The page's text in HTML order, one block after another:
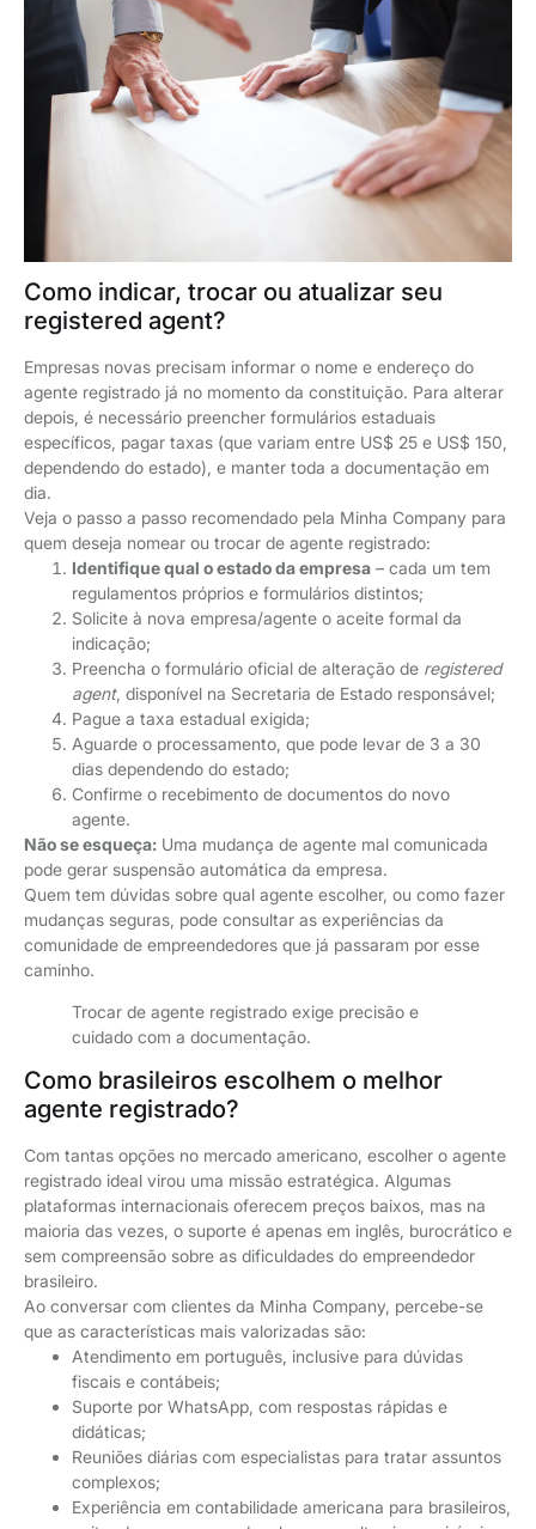
Como indicar, trocar ou atualizar seu
registered agent?
Empresas novas precisam informar o nome e endereço do
agente registrado já no momento da constituição. Para alterar
depois, é necessário preencher formulários estaduais
específicos, pagar taxas (que variam entre US$ 25 e US$ 150,
dependendo do estado), e manter toda a documentação em
dia.
Veja o passo a passo recomendado pela Minha Company para
quem deseja nomear ou trocar de agente registrado:
Identifique qual o estado da empresa – cada um tem
regulamentos próprios e formulários distintos;
Solicite à nova empresa/agente o aceite formal da
indicação;
Preencha o formulário oficial de alteração de registered
agent, disponível na Secretaria de Estado responsável;
Pague a taxa estadual exigida;
Aguarde o processamento, que pode levar de 3 a 30
dias dependendo do estado;
Confirme o recebimento de documentos do novo
agente.
Não se esqueça: Uma mudança de agente mal comunicada
pode gerar suspensão automática da empresa.
Quem tem dúvidas sobre qual agente escolher, ou como fazer
mudanças seguras, pode consultar as experiências da
comunidade de empreendedores que já passaram por esse
caminho.
Trocar de agente registrado exige precisão e
cuidado com a documentação.
Como brasileiros escolhem o melhor
agente registrado?
Com tantas opções no mercado americano, escolher o agente
registrado ideal virou uma missão estratégica. Algumas
plataformas internacionais oferecem preços baixos, mas na
maioria das vezes, o suporte é apenas em inglês, burocrático e
sem compreensão sobre as dificuldades do empreendedor
brasileiro.
Ao conversar com clientes da Minha Company, percebe-se
que as características mais valorizadas são:
Atendimento em português, inclusive para dúvidas
fiscais e contábeis;
Suporte por WhatsApp, com respostas rápidas e
didáticas;
Reuniões diárias com especialistas para tratar assuntos
complexos;
Experiência em contabilidade americana para brasileiros,